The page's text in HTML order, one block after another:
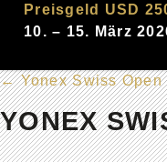
Preisgeld USD
10. – 15. März
←Yonex Swiss Open
YONEX